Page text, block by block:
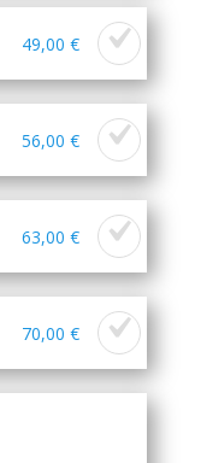
49,00 €
56,00 €
63,00 €
70,00 €